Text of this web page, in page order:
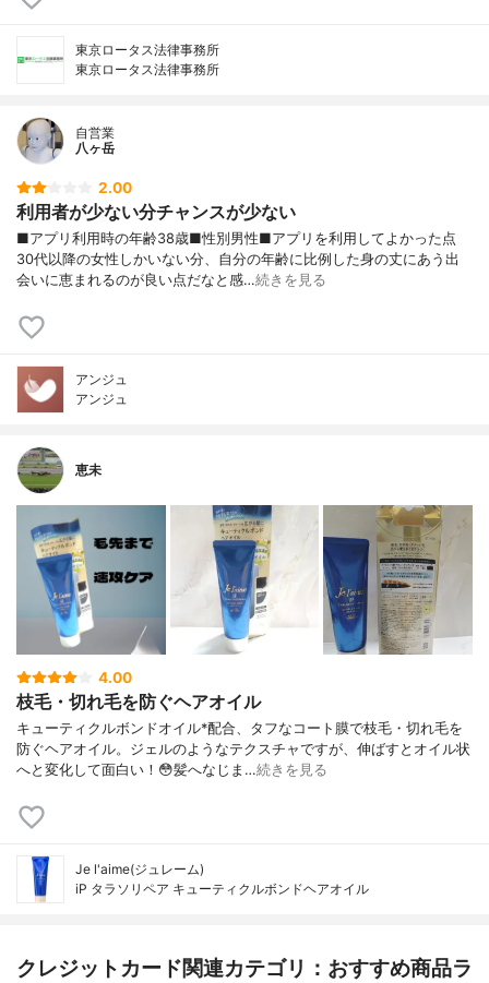
東京ロータス法律事務所
東京ロータス法律事務所
自営業
八ヶ岳
2.00
利用者が少ない分チャンスが少ない
■アプリ利用時の年齢38歳■性別男性■アプリを利用してよかった点
30代以降の女性しかいない分、自分の年齢に比例した身の丈にあう出
会いに恵まれるのが良い点だなと感…続きを見る
アンジュ
アンジュ
恵未
4.00
枝毛・切れ毛を防ぐヘアオイル
キューティクルボンドオイル*配合、タフなコート膜で枝毛・切れ毛を
防ぐヘアオイル。ジェルのようなテクスチャですが、伸ばすとオイル状
へと変化して面白い！😳髪へなじま…続きを見る
Je l'aime(ジュレーム)
iP タラソリペア キューティクルボンドヘアオイル
クレジットカード関連カテゴリ：おすすめ商品ラ